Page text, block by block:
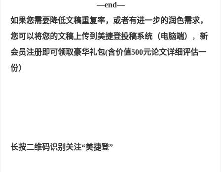
—end—
如果您需要降低文稿重复率，或者有进一步的润色需求，
您可以将您的文稿上传到美捷登投稿系统（电脑端）
， 新
会员注册即可领取豪华礼包(含价值500元论文详细评估一
份）
长按二维码识别关注“美捷登”